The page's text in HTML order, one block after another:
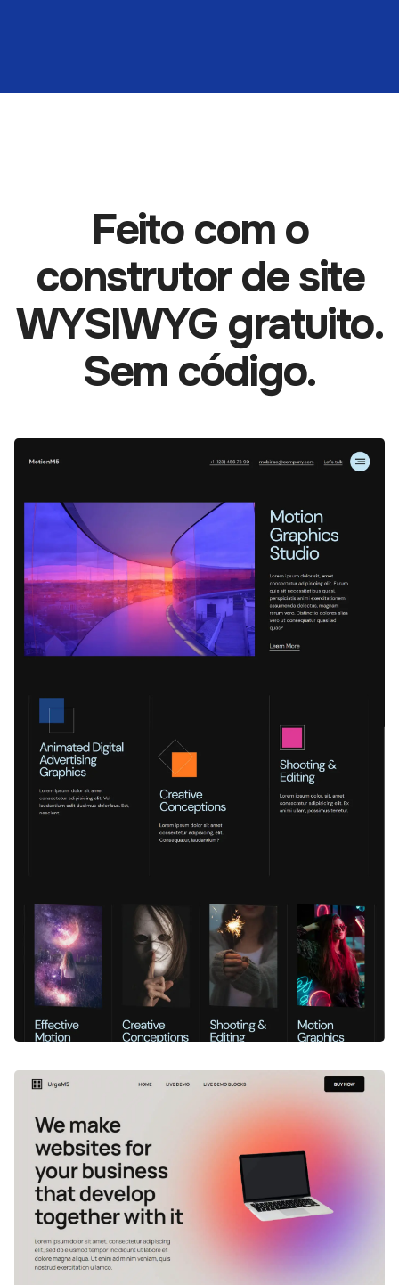
Feito com o
construtor de site
WYSIWYG gratuito.
Sem código.